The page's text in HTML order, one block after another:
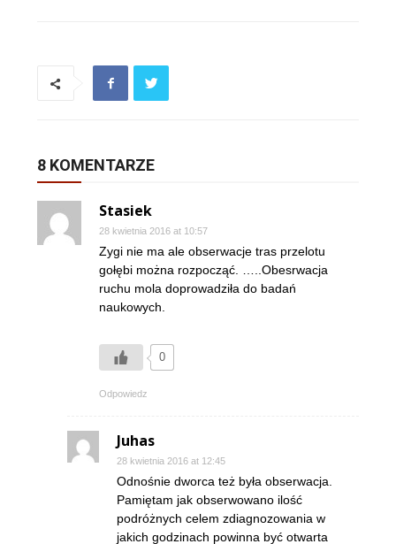
8 KOMENTARZE
Stasiek
28 kwietnia 2016 at 10:57
Zygi nie ma ale obserwacje tras przelotu
gołębi można rozpocząć. …..Obesrwacja
ruchu mola doprowadziła do badań
naukowych.
0
Odpowiedz
Juhas
28 kwietnia 2016 at 12:45
Odnośnie dworca też była obserwacja.
Pamiętam jak obserwowano ilość
podróżnych celem zdiagnozowania w
jakich godzinach powinna być otwarta